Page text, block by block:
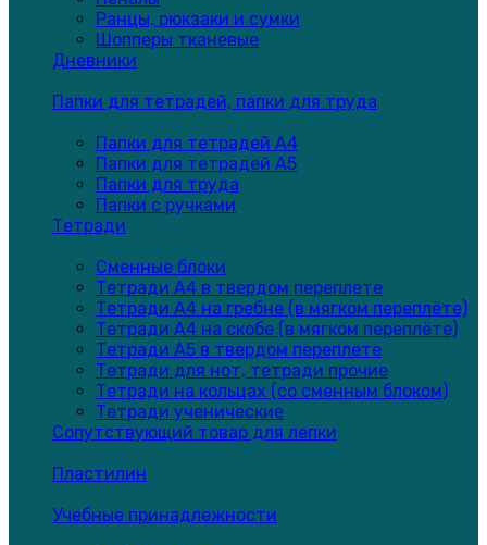
Ранцы, рюкзаки и сумки
Шопперы тканевые
Дневники
Папки для тетрадей, папки для труда
Папки для тетрадей А4
Папки для тетрадей А5
Папки для труда
Папки с ручками
Тетради
Сменные блоки
Тетради А4 в твердом переплете
Тетради А4 на гребне (в мягком переплёте)
Тетради А4 на скобе (в мягком переплёте)
Тетради А5 в твердом переплете
Тетради для нот, тетради прочие
Тетради на кольцах (со сменным блоком)
Тетради ученические
Сопутствующий товар для лепки
Пластилин
Учебные принадлежности